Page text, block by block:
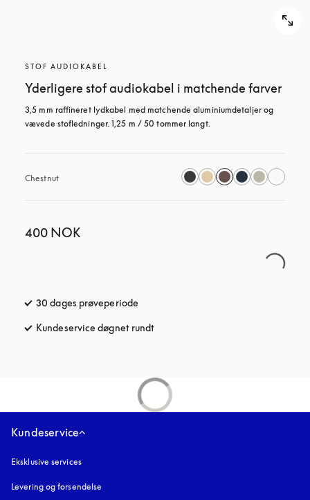
STOF AUDIOKABEL
Yderligere stof audiokabel i matchende farver
3,5 mm raffineret lydkabel med matchende aluminiumdetaljer og
vævede stofledninger. 1,25 m / 50 tommer langt.
Chestnut
400 NOK
30 dages prøveperiode
Kundeservice døgnet rundt
Kundeservice
Eksklusive services
Levering og forsendelse